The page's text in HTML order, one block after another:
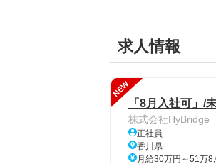
求人情報
NEW
「8月入社可」/
株式会社HyBridge
正社員
香川県
月給30万円～51万